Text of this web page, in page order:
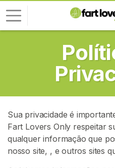
Sua privacidade é
Fart Lovers Only respeitar
qualquer informação que
nosso site, , e outros sites
a
r
I
N
S